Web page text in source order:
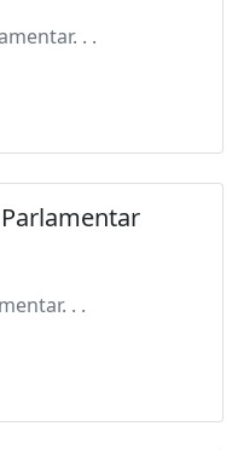
. .
. .